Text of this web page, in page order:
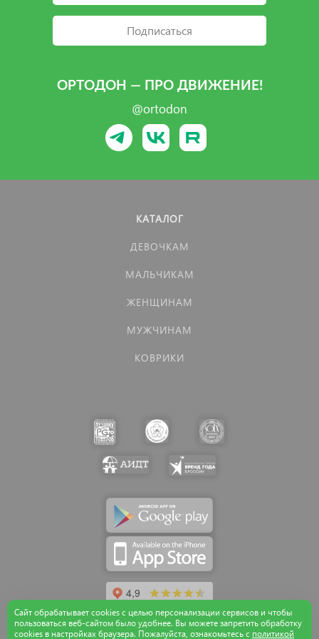
Подписаться
ОРТОДОН — ПРО ДВИЖЕНИЕ!
@ortodon
КАТАЛОГ
ДЕВОЧКАМ
МАЛЬЧИКАМ
ЖЕНЩИНАМ
МУЖЧИНАМ
КОВРИКИ
Сайт обрабатывает cookies с целью персонализации сервисов и чтобы
пользоваться веб-сайтом было удобнее. Вы можете запретить обработку
сookies в настройках браузера. Пожалуйста, ознакомьтесь с политикой